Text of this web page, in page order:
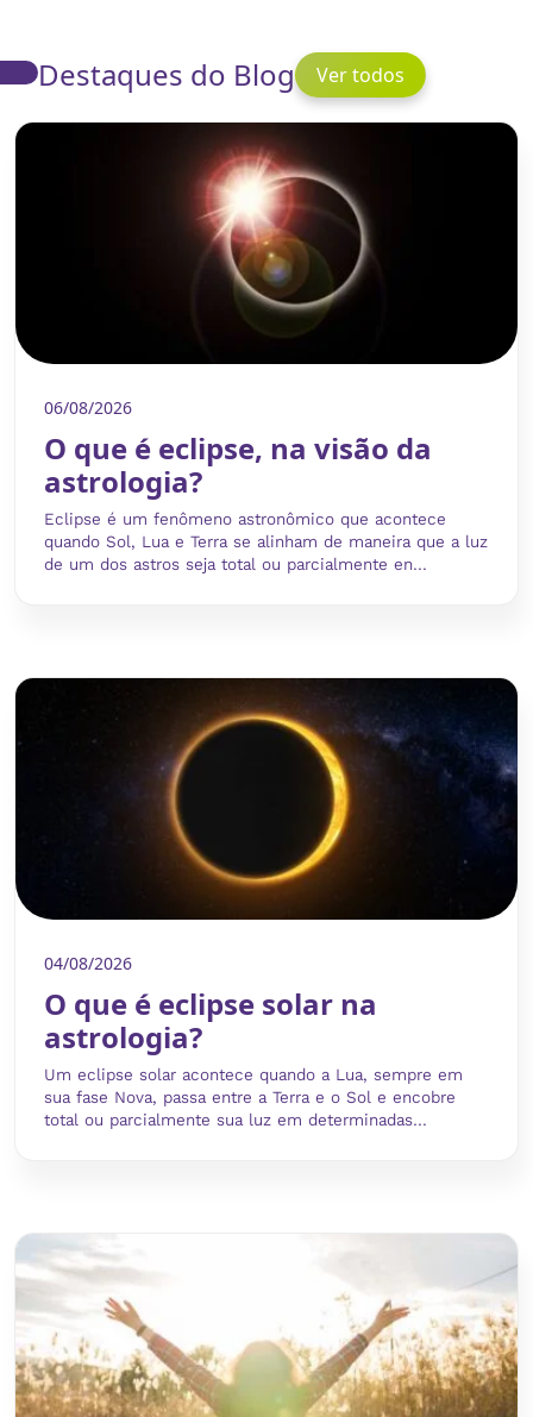
Destaques do Blog Ver todos
06/08/2026
O que é eclipse, na visão da
astrologia?
Eclipse é um fenômeno astronômico que acontece
quando Sol, Lua e Terra se alinham de maneira que a luz
de um dos astros seja total ou parcialmente en...
04/08/2026
O que é eclipse solar na
astrologia?
Um eclipse solar acontece quando a Lua, sempre em
sua fase Nova, passa entre a Terra e o Sol e encobre
total ou parcialmente sua luz em determinadas...